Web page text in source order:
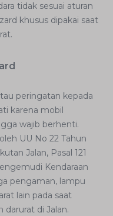
tidak sesuai aturan
khusus dipakai saat
peringatan kepada
karena mobil
wajib berhenti.
UU No 22 Tahun
Jalan, Pasal 121
Kendaraan
pengaman, lampu
lain pada saat
darurat di Jalan.